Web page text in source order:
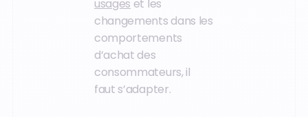
usages et les
changements dans les
comportements
d’achat des
consommateurs, il
faut s’adapter.